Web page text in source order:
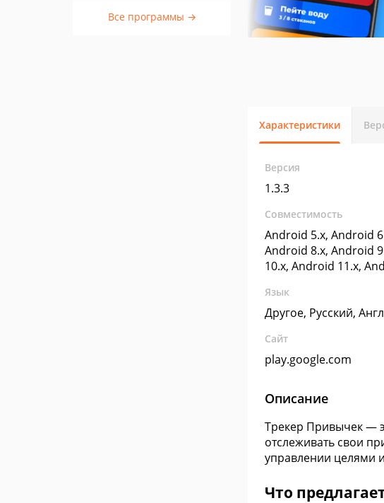
Все программы →
Характеристики
Версия
1.3.3
Совместимость
Android 5.x, Android
Android 8.x, Android
10.x, Android 11.x,
Язык
Другое, Русский,
Сайт
play.google.com
Описание
Трекер Привычек —
отслеживать свои
управлении целями
Что